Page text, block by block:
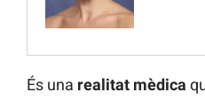
És una realitat mèdica